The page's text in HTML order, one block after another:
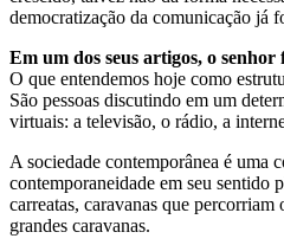
democratização da comunicação já
Em um dos seus artigos, o
O que entendemos hoje como
São pessoas discutindo em um
virtuais: a televisão, o rádio, a
A sociedade contemporânea é uma
contemporaneidade em seu sentido
carreatas, caravanas que
grandes caravanas.